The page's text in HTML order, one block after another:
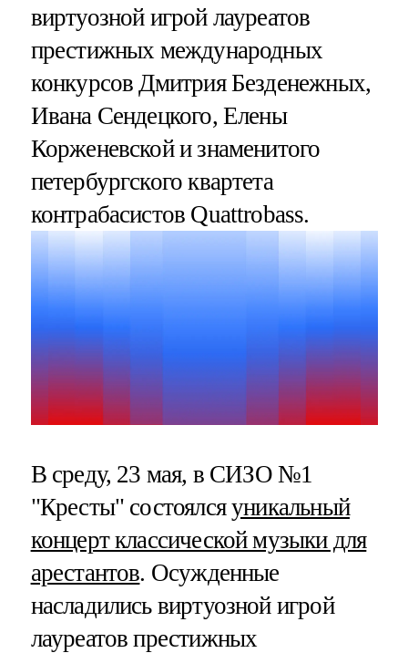
виртуозной игрой лауреатов
престижных международных
конкурсов Дмитрия Безденежных,
Ивана Сендецкого, Елены
Корженевской и знаменитого
петербургского квартета
контрабасистов Quattrobass.
В среду, 23 мая, в СИЗО №1
"Кресты" состоялсяуникальный
концерт классической музыки для
арестантов. Осужденные
насладились виртуозной игрой
лауреатов престижных